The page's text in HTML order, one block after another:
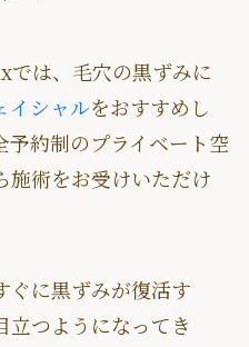
は、毛穴の黒ずみに
イシャルをおすすめし
約制のプライベート空
施術をお受けいただけ
ぐに黒ずみが復活す
立つようになってき